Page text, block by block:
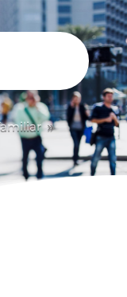
9